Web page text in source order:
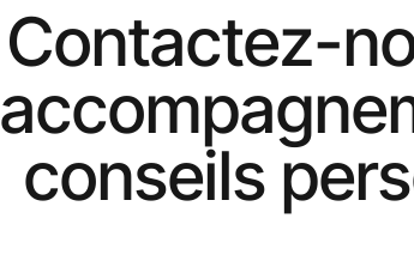
Contactez-
conseils